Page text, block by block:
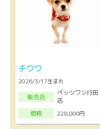
チワワ
2026/3/17生まれ
販売店
ペッツワン行田
店
価格
228,000円